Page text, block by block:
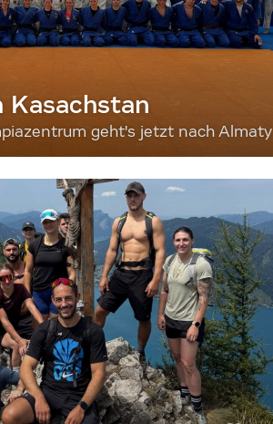
Kasachstan
geht's jetzt nach Almaty